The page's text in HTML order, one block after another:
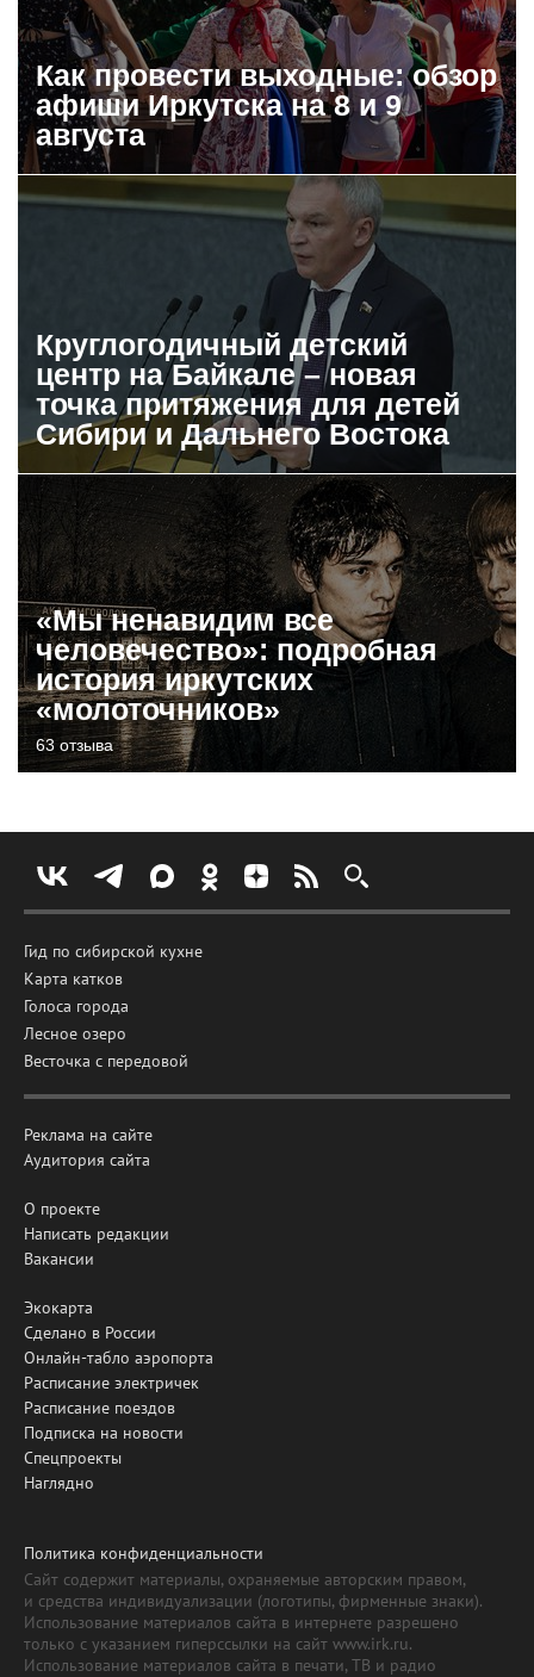
Как провести выходные: обзор
афиши Иркутска на 8 и 9
августа
Круглогодичный детский
центр на Байкале – новая
точка притяжения для детей
Сибири и Дальнего Востока
«Мы ненавидим все
человечество»: подробная
история иркутских
«молоточников»
63 отзыва
Гид по сибирской кухне
Карта катков
Голоса города
Лесное озеро
Весточка с передовой
Реклама на сайте
Аудитория сайта
О проекте
Написать редакции
Вакансии
Экокарта
Сделано в России
Онлайн-табло аэропорта
Расписание электричек
Расписание поездов
Подписка на новости
Спецпроекты
Наглядно
Политика конфиденциальности
Сайт содержит материалы, охраняемые авторским правом,
и средства индивидуализации (логотипы, фирменные знаки).
Использование материалов сайта в интернете разрешено
только с указанием гиперссылки на сайт www.irk.ru.
Использование материалов сайта в печати, ТВ и радио